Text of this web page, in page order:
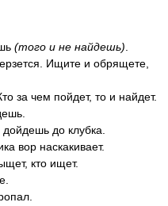
(того и не найдешь)
Ищите и обрящете,
за чем пойдет, то и найдет.
до клубка.
вор наскакивает.
кто ищет.